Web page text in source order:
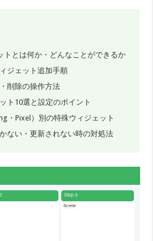
トとは何か・どんなことができるか
ジェット追加手順
削除の操作方法
ト10選と設定のポイント
・Pixel）別の特殊ウィジェット
ない・更新されない時の対処法